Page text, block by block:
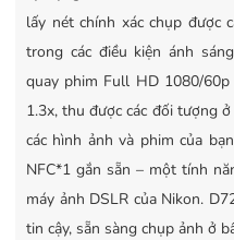
lấy nét chính xác chụp được
trong các điều kiện ánh
quay phim Full HD 1080/
1.3x, thu được các đối tượng
các hình ảnh và phim của
NFC*1 gắn sẵn – một tính
máy ảnh DSLR của Nikon.
tin cậy, sẵn sàng chụp ảnh ở